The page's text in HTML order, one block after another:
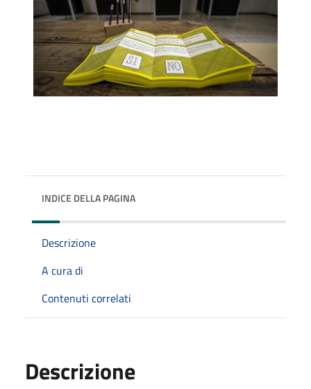
INDICE DELLA PAGINA
Descrizione
A cura di
Contenuti correlati
Descrizione